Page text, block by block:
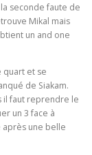
seconde faute de
Mikal mais
un and one
quart et se
de Siakam.
il faut reprendre le
un 3 face à
après une belle